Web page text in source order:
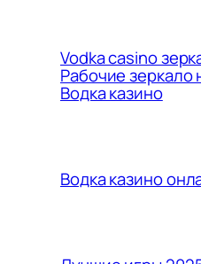
Vodka casino
Рабочие зеркало
Водка казино
Водка казино